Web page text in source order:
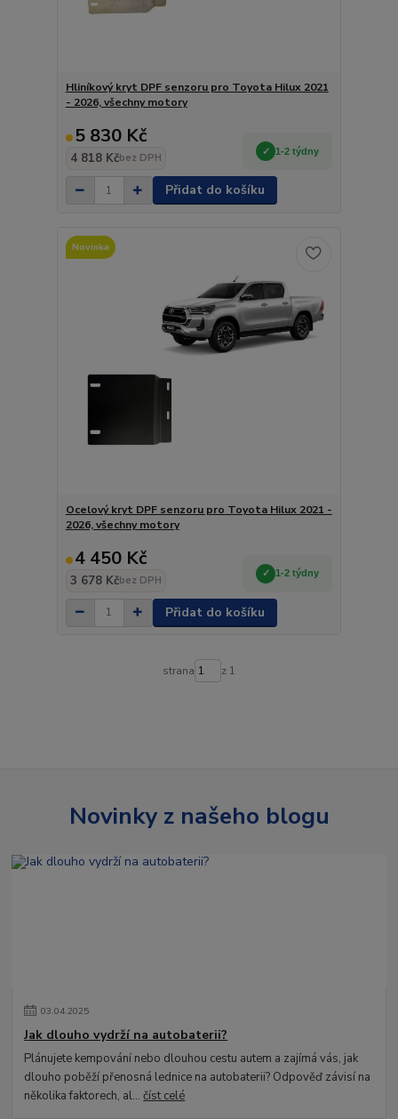
Hliníkový kryt DPF senzoru pro Toyota Hilux 2021
- 2026, všechny motory
5 830 Kč
4 818 Kčbez DPH
1-2 týdny
Přidat do košíku
Novinka
Ocelový kryt DPF senzoru pro Toyota Hilux 2021 -
2026, všechny motory
4 450 Kč
3 678 Kčbez DPH
1-2 týdny
Přidat do košíku
strana z 1
Novinky z našeho blogu
03.04.2025
Jak dlouho vydrží na autobaterii?
Plánujete kempování nebo dlouhou cestu autem a zajímá vás, jak
dlouho poběží přenosná lednice na autobaterii? Odpověď závisí na
několika faktorech, al...číst celé